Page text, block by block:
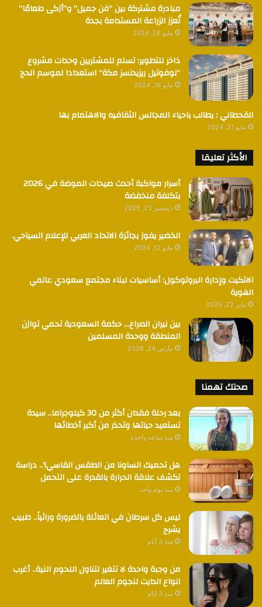
مبادرة مشتركة بين “فن جميل” و”أزكى طعامًا”
تُعزز الزراعة المستدامة بجدة
مايو 26, 2024
ذاخر للتطوير: تسلم للمشتريين وحدات مشروع
“نوفوتيل ريزيدنسز مكة” استعدادا لموسم الحج
مايو 19, 2024
القحطاني : يطالب باحياء المجالس الثقافيه والاهتمام بها
مايو 31, 2024
الأكثر تعليقا
أسرار مواكبة أحدث صيحات الموضة في 2026
بتكلفة منخفضة
ديسمبر 23, 2025
الخضير يفوز بجائزة الاتحاد العربي للإعلام السياحي.
مايو 12, 2024
الاتكيت وإدارة البروتوكول: أساسيات لبناء مجتمع سعودي عالمي
الهوية
يناير 22, 2025
بين نيران الصراع… حكمة السعودية تحمي توازن
المنطقة ووحدة المسلمين
مارس 24, 2026
صحتك تهمنا
بعد رحلة فقدان أكثر من 30 كيلوجراما.. سيدة
تستعيد حياتها وتحذر من أكبر أخطائها
منذ ساعة واحدة
هل تحميك الساونا من الطقس القاسي؟.. دراسة
تكشف علاقة الحرارة بالقدرة على التحمل
منذ يوم واحد
ليس كل سرطان في العائلة بالضرورة وراثياً.. طبيب
يشرح
منذ 3 أيام
من وجبة واحدة لا تتغير لتناول اللحوم النية.. أغرب
انواع الدايت لنجوم العالم
منذ 3 أيام